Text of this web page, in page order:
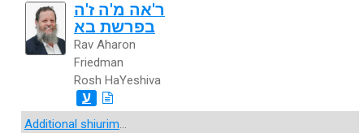
ר'אה מ'ה ז'ה
בפרשת בא
Rav Aharon
Friedman
Rosh HaYeshiva
ע
Additional shiurim...